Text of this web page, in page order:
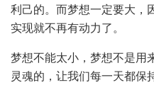
利己的。而梦想一定要大，
实现就不再有动力了。
梦想不能太小，梦想不是用
灵魂的，让我们每一天都保